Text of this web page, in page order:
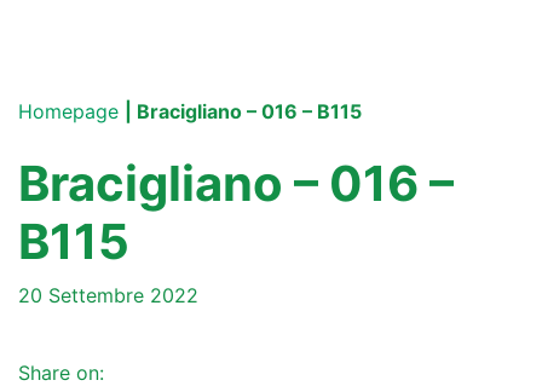
Homepage | Bracigliano – 016 – B115
Bracigliano – 016 –
B115
20 Settembre 2022
Share on: